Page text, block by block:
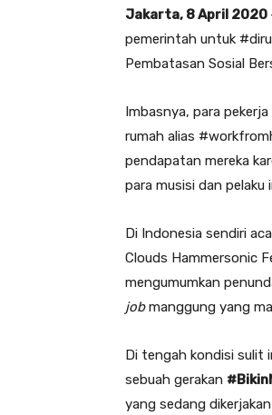
Jakarta, 8 April 2020
pemerintah untuk
Pembatasan Sosial
Imbasnya, para
rumah alias
pendapatan mereka
para musisi dan pelaku
Di Indonesia sendiri
Clouds Hammersonic
mengumumkan
jobmanggung yang
Di tengah kondisi sulit
sebuah gerakan
yang sedang